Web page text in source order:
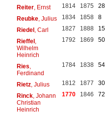
Reiter, Ernst 1814 1875
28
Reubke, Julius 1834 1858
8
Riedel, Carl 1827 1888
15
Rieffel,
Wilhelm
Heinrich
1792 1869 50
Ries
Ferdinand
1784 1838 54
Rietz, Julius 1812 1877
30
Rinck, Johann
Christian
Heinrich
1770 1846 72